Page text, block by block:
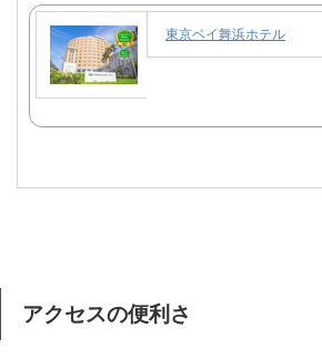
東京ベイ舞浜ホテル
アクセスの便利さ